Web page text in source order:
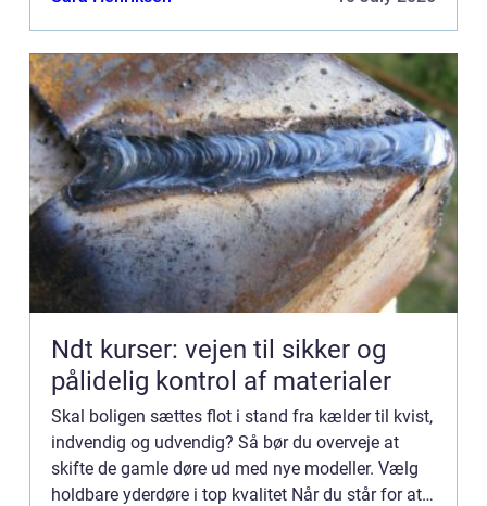
Ndt kurser: vejen til sikker og
pålidelig kontrol af materialer
Skal boligen sættes flot i stand fra kælder til kvist,
indvendig og udvendig? Så bør du overveje at
skifte de gamle døre ud med nye modeller. Vælg
holdbare yderdøre i top kvalitet Når du står for at